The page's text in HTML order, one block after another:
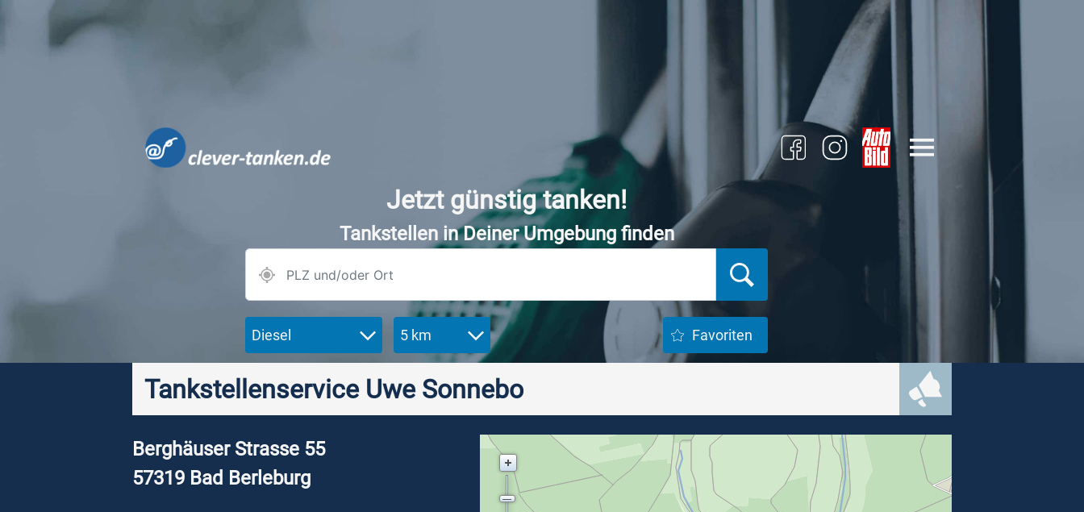
Jetzt günstig tanken!
Tankstellen in Deiner Umgebung finden
Diesel 5 km Favoriten
Tankstellenservice Uwe Sonnebo
Berghäuser Strasse 55
57319 Bad Berleburg